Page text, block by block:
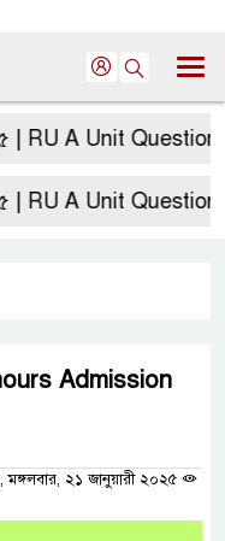
RU A Unit Question
RU A Unit Question
Admission
২১ জানুয়ারী ২০২৫